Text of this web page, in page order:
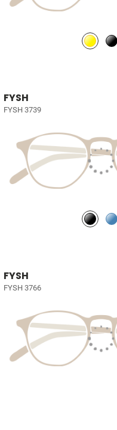
FYSH
FYSH 3739
FYSH
FYSH 3766